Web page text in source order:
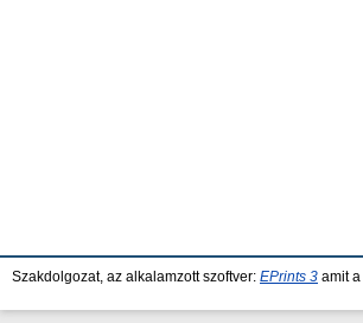
Szakdolgozat, az alkalamzott szoftver: EPrints 3 amit a